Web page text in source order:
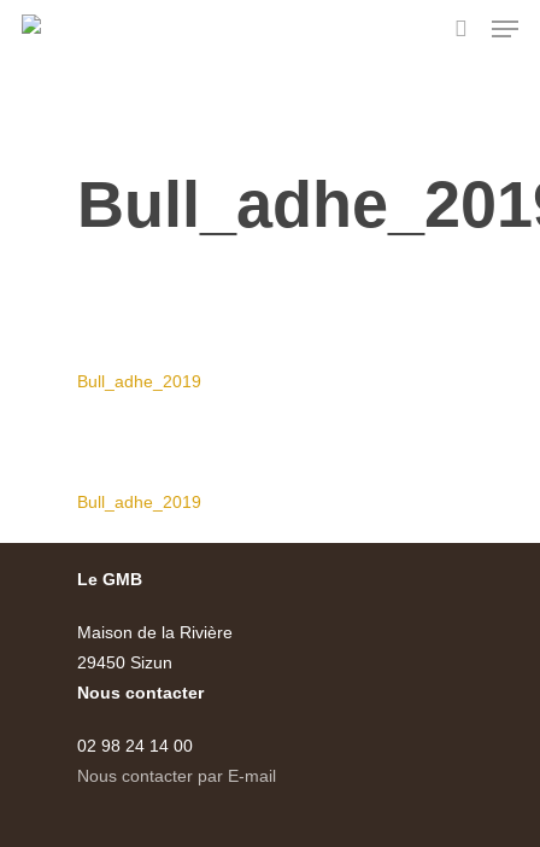
Skip
Bull_adhe_2019
Bull_adhe_2019
Le GMB
Maison de la Rivière
29450 Sizun
Nous contacter
02 98 24 14 00
Nous contacter par E-mail